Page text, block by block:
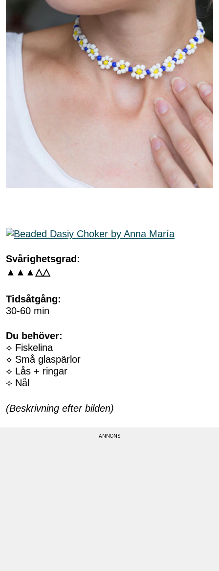
Svårighetsgrad:
▲▲ ▲ △△
Tidsåtgång:
30-60 min
Du behöver:
⟡ Fiskelina
⟡ Små glaspärlor
⟡ Lås + ringar
⟡ Nål
(Beskrivning efter bilden)